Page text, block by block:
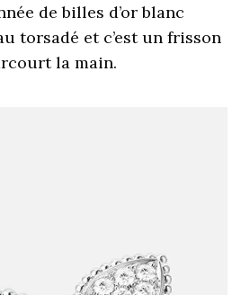
de billes d’or blanc
torsadé et c’est un frisson
la main.